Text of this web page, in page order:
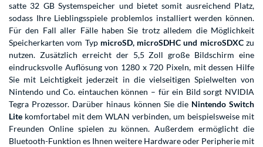
satte 32 GB Systemspeicher und bietet somit ausreichend Platz,
sodass Ihre Lieblingsspiele problemlos installiert werden können.
Für den Fall aller Fälle haben Sie trotz alledem die Möglichkeit
Speicherkarten vom Typ microSD, microSDHC und microSDXCzu
nutzen. Zusätzlich erreicht der 5,5 Zoll große Bildschirm eine
eindrucksvolle Auflösung von 1280 x 720 Pixeln, mit dessen Hilfe
Sie mit Leichtigkeit jederzeit in die vielseitigen Spielwelten von
Nintendo und Co. eintauchen können – für ein Bild sorgt NVIDIA
Tegra Prozessor. Darüber hinaus können Sie die Nintendo Switch
Lite komfortabel mit dem WLAN verbinden, um beispielsweise mit
Freunden Online spielen zu können. Außerdem ermöglicht die
Bluetooth-Funktion es Ihnen weitere Hardware oder Peripherie mit